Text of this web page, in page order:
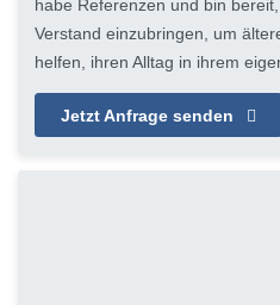
habe Referenzen und bin
Verstand einzubringen, um
helfen, ihren Alltag in ihrem
Jetzt Anfrage senden